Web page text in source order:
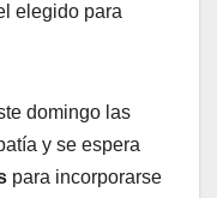
elegido para
domingo las
y se espera
para incorporarse